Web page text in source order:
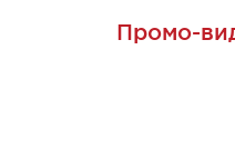
Промо-